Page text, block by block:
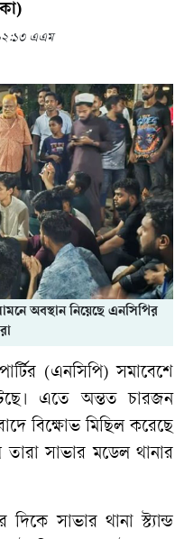
এএম
অবস্থান নিয়েছে এনসিপির
(এনসিপি) সমাবেশে
এতে অন্তত চারজন
বিক্ষোভ মিছিল করেছে
তারা সাভার মডেল থানার
সাভার থানা স্ট্যান্ড